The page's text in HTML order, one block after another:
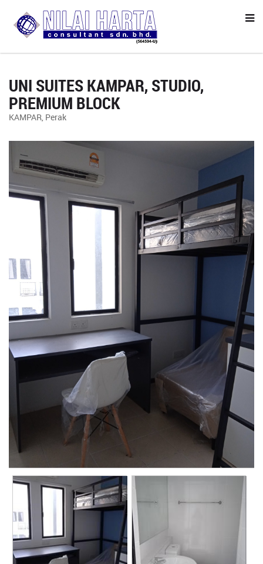
UNI SUITES KAMPAR, STUDIO,
PREMIUM BLOCK
KAMPAR, Perak